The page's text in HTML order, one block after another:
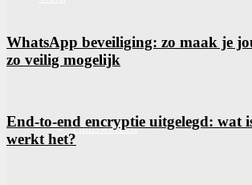
Thuiswerken
WhatsApp beveiliging: zo maak je
zo veilig mogelijk
End-to-end encryptie uitgelegd: wat
werkt het?